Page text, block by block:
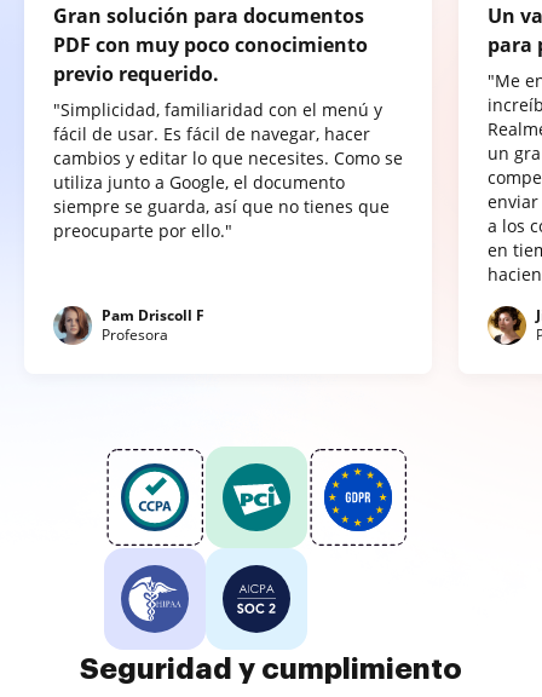
Gran solución para documentos
PDF con muy poco conocimiento
previo requerido.
"Simplicidad, familiaridad con el menú y
fácil de usar. Es fácil de navegar, hacer
cambios y editar lo que necesites. Como se
utiliza junto a Google, el documento
siempre se guarda, así que no tienes que
preocuparte por ello."
Pam Driscoll F
Profesora
Un
para
"Me
un
a los
en
Seguridad y cumplimiento